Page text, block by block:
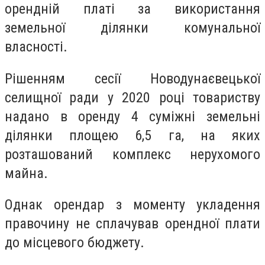
орендній платі за використання
земельної ділянки комунальної
власності.
Рішенням сесії Новодунаєвецької
селищної ради у 2020 році товариству
надано в оренду 4 суміжні земельні
ділянки площею 6,5 га, на яких
розташований комплекс нерухомого
майна.
Однак орендар з моменту укладення
правочину не сплачував орендної плати
до місцевого бюджету.